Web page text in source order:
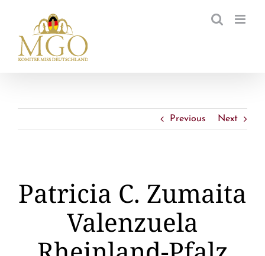
springen
Previous Next
Patricia C. Zumaita
Valenzuela